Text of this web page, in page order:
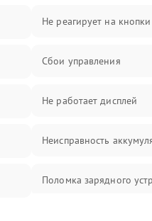
Не реагирует на кнопки
Сбои управления
Не работает дисплей
Неисправность
Поломка зарядного